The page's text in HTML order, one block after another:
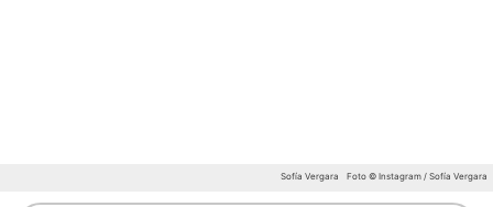
Sofía Vergara Foto © Instagram / Sofía Vergara